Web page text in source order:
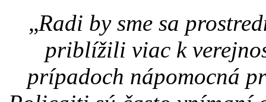
„Radi by sme sa
priblížili viac k
prípadoch nápomocná